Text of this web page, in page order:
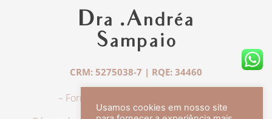
Dra .Andréa
Sampaio
CRM: 5275038-7 | RQE: 34460
– Formação em Medicina pela UFRJ.
Usamos cookies em nosso site